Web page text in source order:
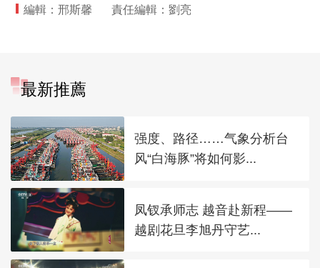
編輯：邢斯馨 責任編輯：劉亮
最新推薦
强度、路径……气象分析台
风“白海豚”将如何影...
凤钗承师志 越音赴新程——
越剧花旦李旭丹守艺...